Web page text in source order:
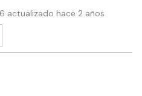
actualizado hace 2 años